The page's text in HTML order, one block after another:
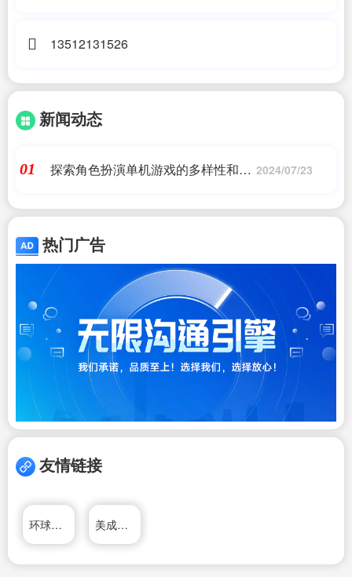
13512131526
新闻动态
01
探索角色扮演单机游戏的多样性和创 2024/07/23
热门广告
友情链接
环球投资移民官方网站 美成达移民公司